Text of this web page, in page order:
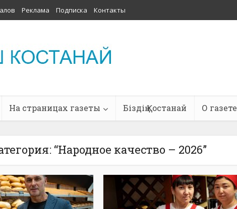
Реклама Подписка Контакты
На страницах газеты Біздің Қостанай О газете
“Народное качество – 2026”